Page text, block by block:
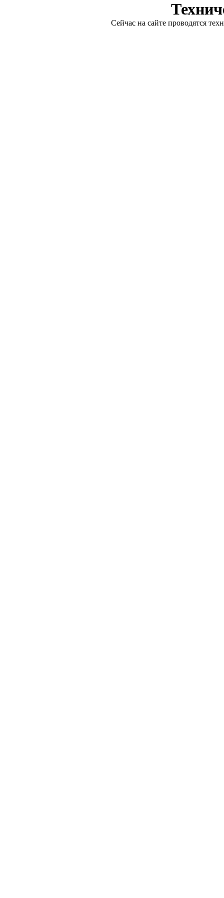
Сейчас на сайте проводятся